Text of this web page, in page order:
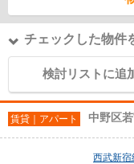
チェックした物件
検討リストに追
賃貸｜アパート 中野区
西武新宿